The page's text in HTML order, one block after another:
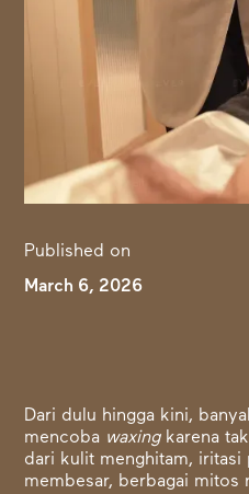
Published on
March 6, 2026
Dari dulu hingga kini,
mencoba waxing karena
dari kulit menghitam,
membesar, berbagai mitos